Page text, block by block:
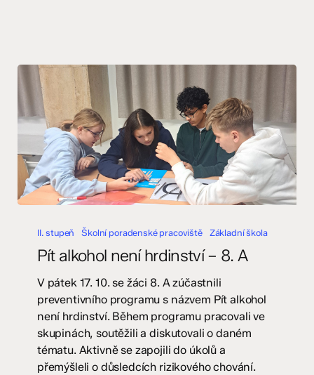
alkohol
hrdinství
II. stupeň Školní poradenské pracoviště Základní škola
Pít alkohol není hrdinství – 8. A
V pátek 17. 10. se žáci 8. A zúčastnili
preventivního programu s názvem Pít alkohol
není hrdinství. Během programu pracovali ve
skupinách, soutěžili a diskutovali o daném
tématu. Aktivně se zapojili do úkolů a
přemýšleli o důsledcích rizikového chování.